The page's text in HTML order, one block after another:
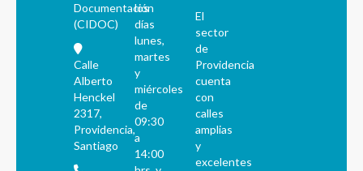
Documentación
(CIDOC)
Calle
Alberto
Henckel
2317,
Providencia,
Santiago
los
días
lunes,
martes
y
miércoles
de
09:30
a
14:00
El
sector
de
Providencia
cuenta
con
calles
amplias
y
excelentes